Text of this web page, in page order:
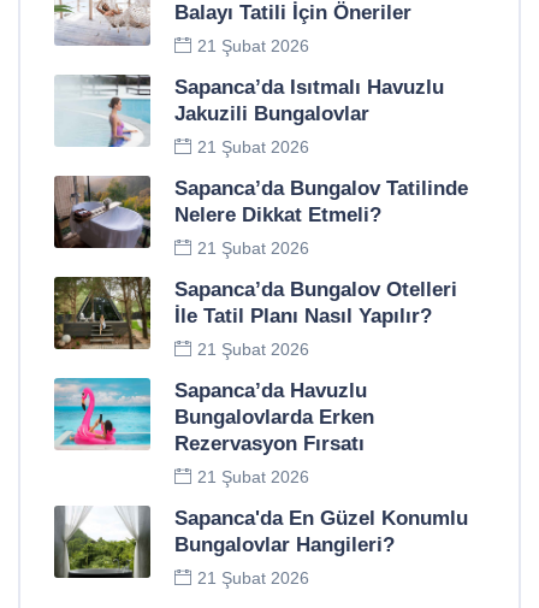
Balayı Tatili İçin Öneriler
21 Şubat 2026
Sapanca’da Isıtmalı Havuzlu
Jakuzili Bungalovlar
21 Şubat 2026
Sapanca’da Bungalov Tatilinde
Nelere Dikkat Etmeli?
21 Şubat 2026
Sapanca’da Bungalov Otelleri
İle Tatil Planı Nasıl Yapılır?
21 Şubat 2026
Sapanca’da Havuzlu
Bungalovlarda Erken
Rezervasyon Fırsatı
21 Şubat 2026
Sapanca'da En Güzel Konumlu
Bungalovlar Hangileri?
21 Şubat 2026